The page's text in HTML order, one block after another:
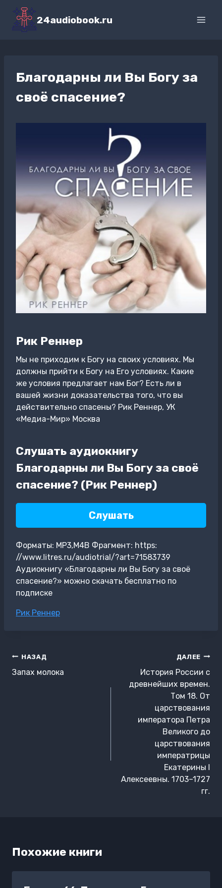
Перейти
содержимому
24audiobook.ru
Благодарны ли Вы Богу за
своё спасение?
Рик Реннер
Мы не приходим к Богу на своих условиях. Мы
должны прийти к Богу на Его условиях. Какие
же условия предлагает нам Бог? Есть ли в
вашей жизни доказательства того, что вы
действительно спасены? Рик Реннер, УК
«Медиа-Мир» Москва
Слушать аудиокнигу
Благодарны ли Вы Богу за своё
спасение? (Рик Реннер)
Слушать
Форматы: MP3,M4B Фрагмент: https:
//www.litres.ru/audiotrial/?art=71583739
Аудиокнигу «Благодарны ли Вы Богу за своё
спасение?» можно скачать бесплатно по
подписке
Метки
Рик Реннер
Навигация
по
НАЗАД
Запах молока
ДАЛЕЕ
История России с
древнейших времен.
Том 18. От
царствования
императора Петра
Великого до
царствования
императрицы
Екатерины I
Алексеевны. 1703–1727
гг.
Похожие книги